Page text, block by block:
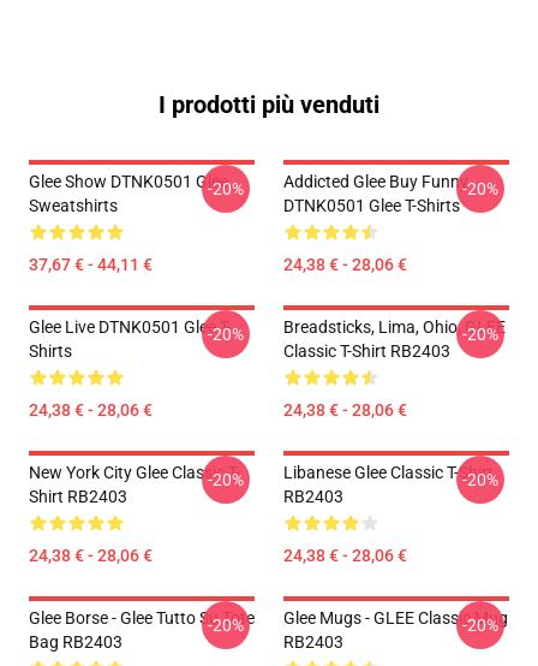
I prodotti più venduti
Glee Show DTNK0501 Glee
Sweatshirts
37,67 € - 44,11 €
-20%
Addicted Glee Buy Funny
DTNK0501 Glee T-Shirts
24,38 € - 28,06 €
-20%
Glee Live DTNK0501 Glee T-
Shirts
24,38 € - 28,06 €
-20%
Breadsticks, Lima, Ohio, GLEE
Classic T-Shirt RB2403
24,38 € - 28,06 €
-20%
New York City Glee Classic T-
Shirt RB2403
24,38 € - 28,06 €
-20%
Libanese Glee Classic T-Shirt
RB2403
24,38 € - 28,06 €
-20%
Glee Borse - Glee Tutto Su Tote
Bag RB2403
-20%
Glee Mugs - GLEE Classic Mug
RB2403
-20%